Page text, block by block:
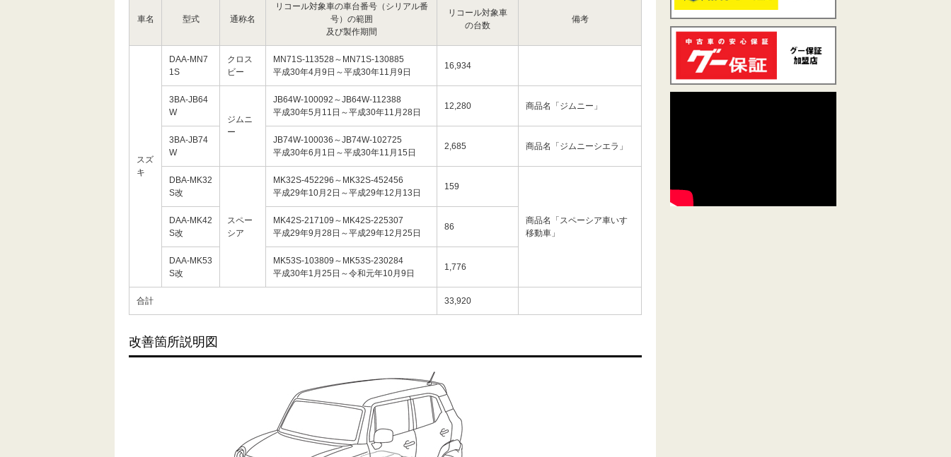
車名 型式 通称名
リコール対象車の車台番号（シリアル番
号）の範囲
及び製作期間
リコール対象車
の台数
備考
スズ
キ
DAA-MN7
1S
クロス
ビー
MN71S-113528～MN71S-130885
平成30年4月9日～平成30年11月9日
16,934
3BA-JB64
W
ジムニ
ー
JB64W-100092～JB64W-112388
平成30年5月11日～平成30年11月28日
12,280 商品名「ジムニー」
3BA-JB74
W
JB74W-100036～JB74W-102725
平成30年6月1日～平成30年11月15日
2,685 商品名「ジムニーシエラ」
DBA-MK32
S改
スペー
シア
MK32S-452296～MK32S-452456
平成29年10月2日～平成29年12月13日
159
商品名「スペーシア車いす
移動車」
DAA-MK42
S改
MK42S-217109～MK42S-225307
平成29年9月28日～平成29年12月25日
86
DAA-MK53
S改
MK53S-103809～MK53S-230284
平成30年1月25日～令和元年10月9日
1,776
合計 33,920
改善箇所説明図